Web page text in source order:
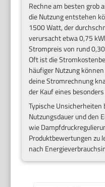
Rechne am besten grob
die Nutzung entstehen
1500 Watt, der
verursacht etwa 0,75
Strompreis von rund
Oft ist die
häufiger Nutzung
deine Stromrechnung
der Kauf eines
Typische
Nutzungsdauer und den
wie
Produktbewertungen zu
nach